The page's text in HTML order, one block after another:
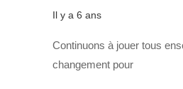
Il y a 6 ans
Continuons à jouer tous
changement pour